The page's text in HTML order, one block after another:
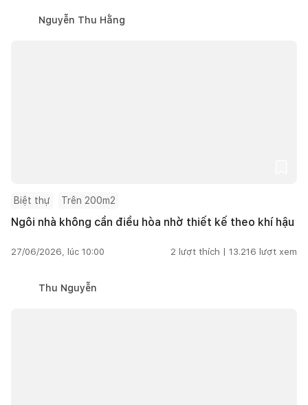
Nguyễn Thu Hằng
Biệt thự Trên 200m2
Ngôi nhà không cần điều hòa nhờ thiết kế theo khí hậu
27/06/2026, lúc 10:00 2 lượt thích | 13.216 lượt xem
Thu Nguyễn